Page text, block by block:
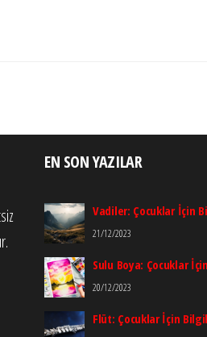
EN SON YAZILAR
Vadiler: Çocuklar İçin
21/12/2023
Sulu Boya: Çocuklar
20/12/2023
Flüt: Çocuklar İçin